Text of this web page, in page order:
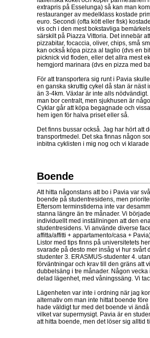
extrapris på Esselunga) så kan man
restauranger av medelklass kostade
euro. Secondi (ofta kött eller fisk)
vis och i den mest bokstavliga
särskilt på Piazza Vittoria. Det innebär
pizzabitar, focaccia, oliver, chips, små
kan också köpa pizza al taglio (dvs en
picknick vid floden, eller det allra mest
hemgjord marinara (dvs en pizza med
För att transportera sig runt i Pavia
en ganska skruttig cykel då stan är
än 3-4km. Växlar är inte alls
man bor centralt, men sjukhusen är
Cyklar går att köpa begagnade och
hem igen för halva priset eller så.
Det finns bussar också. Jag har hört att
transportmedel. Det ska finnas någon
inbitna cyklisten i mig nog och vi
Boende
Att hitta någonstans att bo i Pavia var
boende på studentresidens, men
Eftersom terminstiderna inte var
stanna längre än tre månader. Vi
individuellt med inställningen att den
studentresidens. Vi använde diverse
affitta/affitti + appartamento/casa +
Listor med tips finns på universitetets
svarade på desto mer insåg vi hur svårt
studenter 3. ERASMUS-studenter 4.
förväntningar och krav till den gräns att
dubbelsäng i tre månader. Någon
delad lägenhet, med våningssäng. Vi
Lägenheten var inte i ordning när jag
alternativ om man inte hittat boende
hade väldigt tur med det boende vi
vilket var supermysigt. Pavia är en
att hitta boende, men det löser sig alltid